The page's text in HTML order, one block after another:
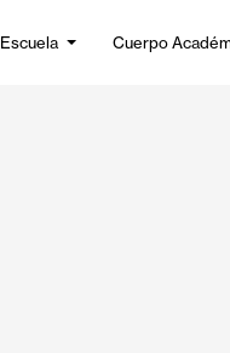
Escuela Cuerpo